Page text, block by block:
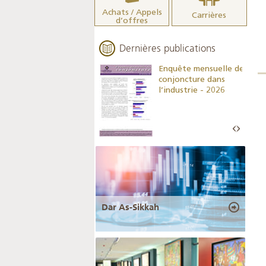
Achats / Appels
d’offres
Carrières
Dernières publications
Enquête mensuelle de
conjoncture dans
l’industrie - 2026
Dar As-Sikkah